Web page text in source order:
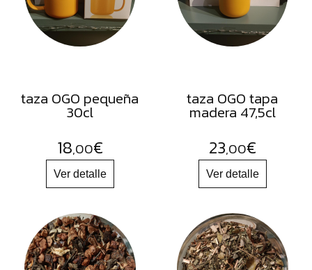
FRUTOS
SECOS
SAL
HARINAS
ACEITES
FLORES
PRODUCTOS
ACCESORIOS
ALIMENTOS
DESHIDRATADOS
taza OGO pequeña
30cl
18,00€
taza OGO tapa
madera 47,5cl
23,00€